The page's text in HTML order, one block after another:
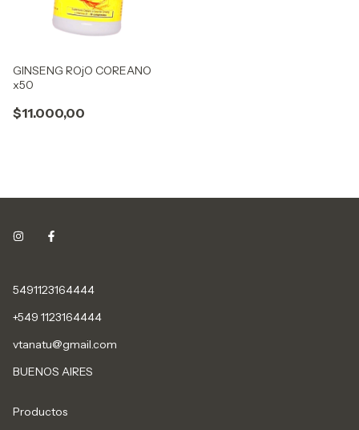
GINSENG ROjO COREANO
x50
$11.000,00
5491123164444
+549 1123164444
vtanatu@gmail.com
BUENOS AIRES
Productos